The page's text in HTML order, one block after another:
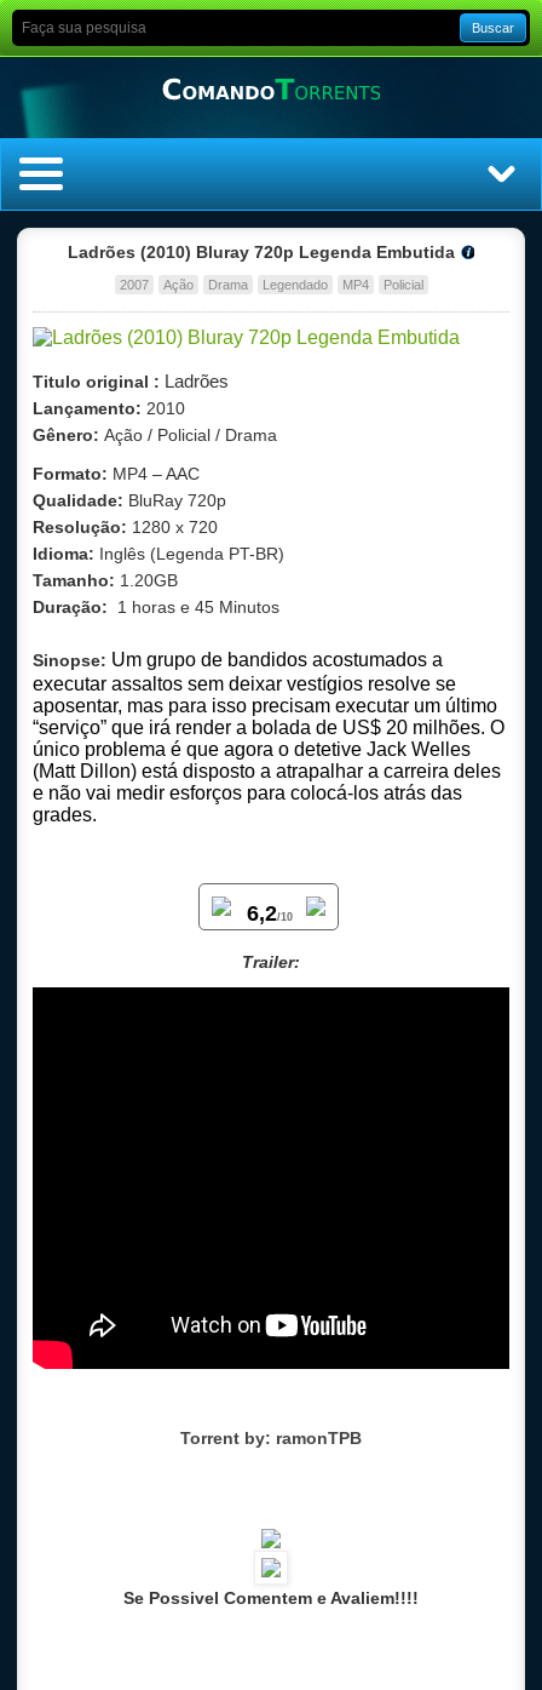
Buscar
Top Filmes
Top Séries
Ladrões (2010) Bluray 720p Legenda Embutida
2007 Ação Drama Legendado MP4 Policial
Titulo original : Ladrões
Lançamento: 2010
Gênero: Ação / Policial / Drama
Formato: MP4 – AAC
Qualidade: BluRay 720p
Resolução: 1280 x 720
Idioma: Inglês (Legenda PT-BR)
Tamanho: 1.20GB
Duração: 1 horas e 45 Minutos
Sinopse: Um grupo de bandidos acostumados a
executar assaltos sem deixar vestígios resolve se
aposentar, mas para isso precisam executar um último
“serviço” que irá render a bolada de US$ 20 milhões. O
único problema é que agora o detetive Jack Welles
(Matt Dillon) está disposto a atrapalhar a carreira deles
e não vai medir esforços para colocá-los atrás das
grades.
6,2/10
Trailer:
Torrent by: ramonTPB
Se Possivel Comentem e Avaliem!!!!